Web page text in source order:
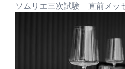
ソムリエ三次試験 直前メッ